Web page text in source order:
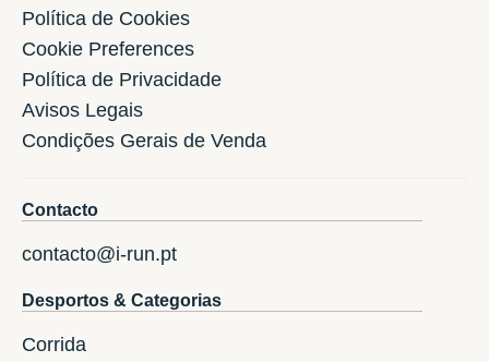
Política de Cookies
Cookie Preferences
Política de Privacidade
Avisos Legais
Condições Gerais de Venda
Contacto
contacto@i-run.pt
Desportos & Categorias
Corrida